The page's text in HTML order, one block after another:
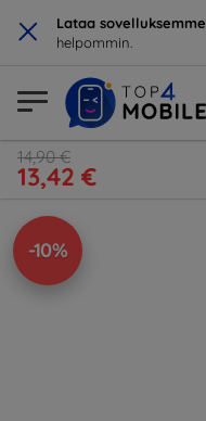
× Lataa sovelluksemme
helpommin.
14,90 €
13,42 €
-10%